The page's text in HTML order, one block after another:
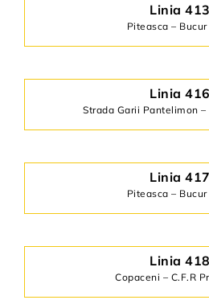
Linia 413
Piteasca –
Linia416
Strada Garii Pantelimon
Linia 417
Piteasca –
Linia 418
Copaceni – C.F.R